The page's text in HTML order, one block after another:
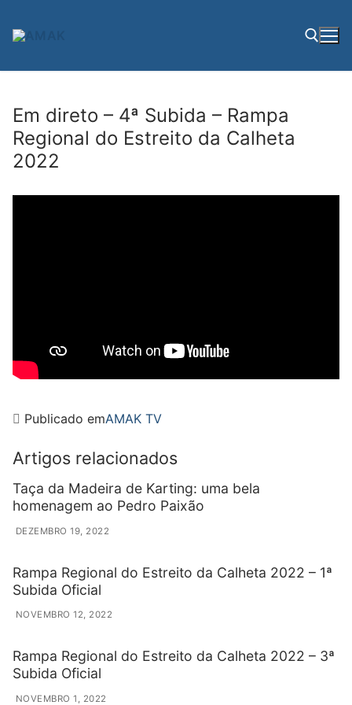
para
Em direto – 4ª Subida – Rampa
Regional do Estreito da Calheta
2022
Publicado emAMAK TV
Artigos relacionados
Taça da Madeira de Karting: uma bela
homenagem ao Pedro Paixão
DEZEMBRO 19, 2022
Rampa Regional do Estreito da Calheta 2022 – 1ª
Subida Oficial
NOVEMBRO 12, 2022
Rampa Regional do Estreito da Calheta 2022 – 3ª
Subida Oficial
NOVEMBRO 1, 2022